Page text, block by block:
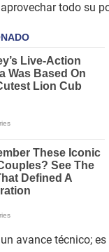
todo su
avance técnico;